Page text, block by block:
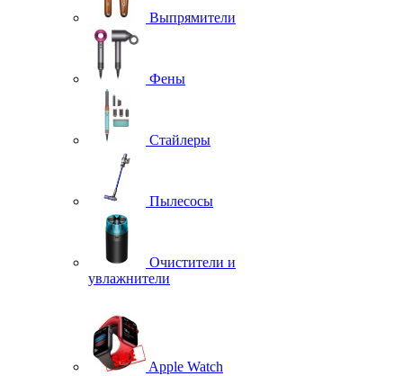
Выпрямители
Фены
Стайлеры
Пылесосы
Очистители и
увлажнители
Apple Watch